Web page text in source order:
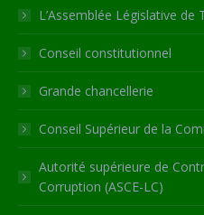
in
new
window
in
new
window
in
new
window
in
new
window
opens
in
new
L’Assemblée Législative de
Conseil constitutionnel
Grande chancellerie
Conseil Supérieur de la
Autorité supérieure de
Corruption (ASCE-LC)